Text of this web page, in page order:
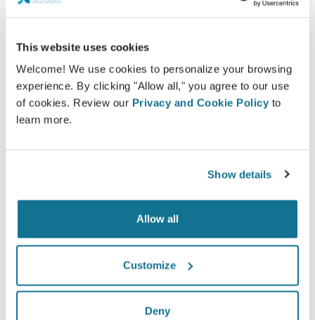
This website uses cookies
Welcome! We use cookies to personalize your browsing
experience. By clicking "Allow all," you agree to our use
of cookies. Review our Privacy and Cookie Policy to
learn more.
Show details
Allow all
Customize
Deny
Crisalix ist ein innovatives Hilfsmittel, das die
verbessert. Die vernetzte Plattform stärkt die
Beziehung zwischen Patienten und ihren Ärzten.
Ergebnis ihres gewünschten Eingriffes anhand
einer dreidimensionalen Simulation ihres Körpers
vor Augen geführt werden.